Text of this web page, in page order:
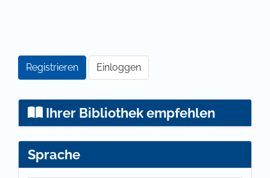
Registrieren Einloggen
Ihrer Bibliothek empfehlen
Sprache